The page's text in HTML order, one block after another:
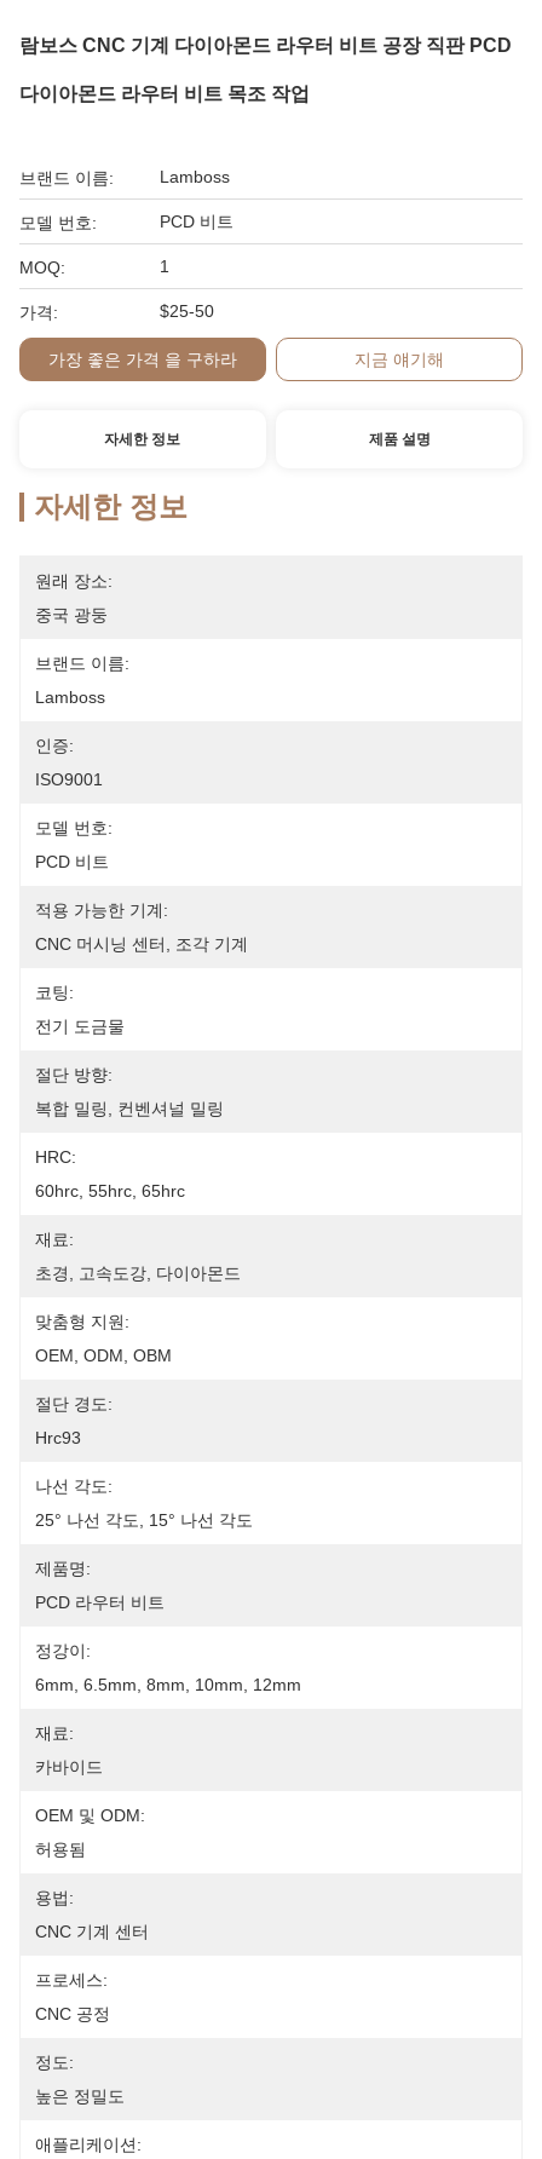
람보스 CNC 기계 다이아몬드 라우터 비트 공장 직판 PCD
다이아몬드 라우터 비트 목조 작업
브랜드 이름: Lamboss
모델 번호: PCD 비트
MOQ: 1
가격: $25-50
가장 좋은 가격 을 구하라 지금 얘기해
자세한 정보 제품 설명
자세한 정보
원래 장소:
중국 광둥
브랜드 이름:
Lamboss
인증:
ISO9001
모델 번호:
PCD 비트
적용 가능한 기계:
CNC 머시닝 센터, 조각 기계
코팅:
전기 도금물
절단 방향:
복합 밀링, 컨벤셔널 밀링
HRC:
60hrc, 55hrc, 65hrc
재료:
초경, 고속도강, 다이아몬드
맞춤형 지원:
OEM, ODM, OBM
절단 경도:
Hrc93
나선 각도:
25° 나선 각도, 15° 나선 각도
제품명:
PCD 라우터 비트
정강이:
6mm, 6.5mm, 8mm, 10mm, 12mm
재료:
카바이드
OEM 및 ODM:
허용됨
용법:
CNC 기계 센터
프로세스:
CNC 공정
정도:
높은 정밀도
애플리케이션: